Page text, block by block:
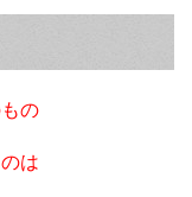
の
は